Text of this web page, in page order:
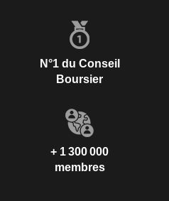
N°1 du Conseil
Boursier
+ 1 300 000
membres